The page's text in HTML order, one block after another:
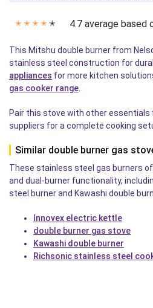
✭ ✭ ✭ ✭ ✭ 4.7 average based
This Mitshu double burner from
stainless steel construction for
appliances for more kitchen
gas cooker range
Pair this stove with other essentials
suppliers for a complete cooking
Similar double burner gas
These stainless steel gas burners
and dual-burner functionality,
steel burner and Kawashi double
Innovex electric kettle
double burner gas stove
Kawashi double burner
Richsonic stainless steel